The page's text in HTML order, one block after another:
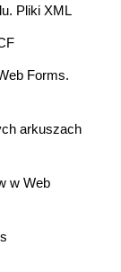
Pliki XML
Forms.
arkuszach
w Web